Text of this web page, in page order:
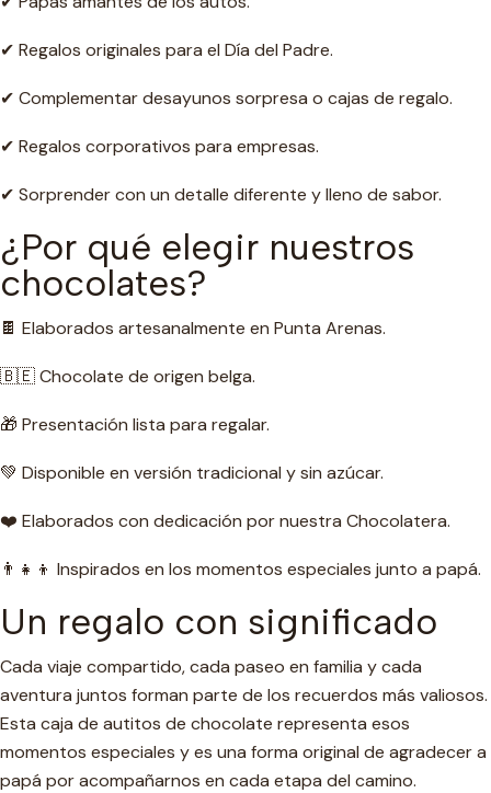
✔ Regalos originales para el Día del Padre.
✔ Complementar desayunos sorpresa o cajas de regalo.
✔ Regalos corporativos para empresas.
✔ Sorprender con un detalle diferente y lleno de sabor.
¿Por qué elegir nuestros
chocolates?
🍫 Elaborados artesanalmente en Punta Arenas.
🇧🇪 Chocolate de origen belga.
🎁 Presentación lista para regalar.
💚 Disponible en versión tradicional y sin azúcar.
❤️ Elaborados con dedicación por nuestra Chocolatera.
👨‍👧‍👦 Inspirados en los momentos especiales junto a papá.
Un regalo con significado
Cada viaje compartido, cada paseo en familia y cada
aventura juntos forman parte de los recuerdos más valiosos.
Esta caja de autitos de chocolate representa esos
momentos especiales y es una forma original de agradecer a
papá por acompañarnos en cada etapa del camino.